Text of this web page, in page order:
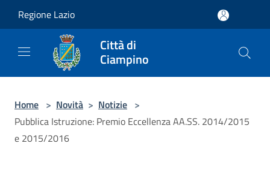
Regione Lazio
Città di
Ciampino
Home > Novità > Notizie >
Pubblica Istruzione: Premio Eccellenza AA.SS. 2014/2015
e 2015/2016